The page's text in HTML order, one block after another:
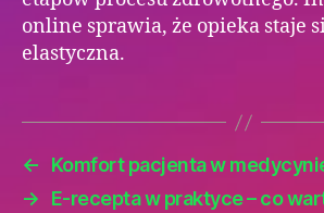
online sprawia, że opieka staje
elastyczna.
←
Komfort pacjenta w
→
E-recepta w praktyce – co